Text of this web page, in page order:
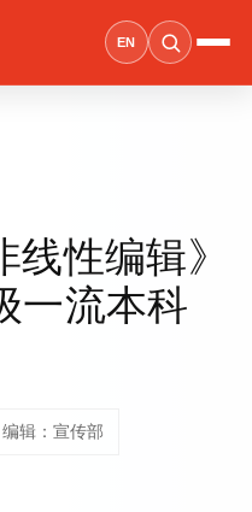
EN
性编辑》
一流本科
编辑：宣传部